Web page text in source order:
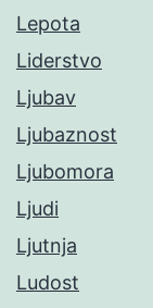
Lepota
Liderstvo
Ljubav
Ljubaznost
Ljubomora
Ljudi
Ljutnja
Ludost